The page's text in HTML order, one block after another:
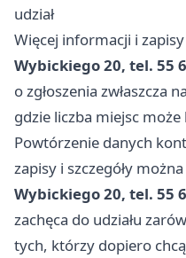
udział
Więcej informacji i
Wybickiego 20, tel. 55
o zgłoszenia zwłaszcza
gdzie liczba miejsc
Powtórzenie danych
zapisy i szczegóły
Wybickiego 20, tel. 55
zachęca do udziału
tych, którzy dopiero